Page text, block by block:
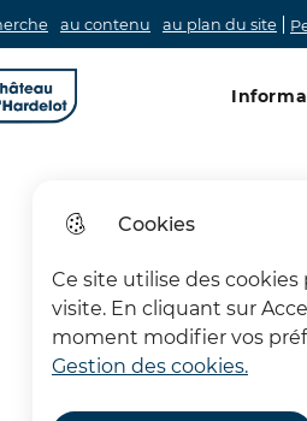
Cookies
Ce site utilise des
visite. En cliquant sur
moment modifier vos
Gestion des cookies.
au contenu au plan du site